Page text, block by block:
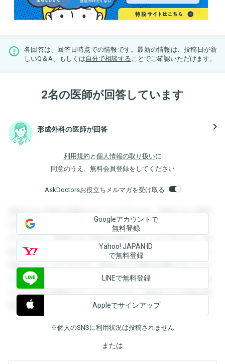
各回答は、回答日時点での情報です。最新の情報は、投稿日が新
しいQ＆A、もしくは自分で相談する ことでご確認いただけます。
2名の医師が回答しています
形成外科の医師が回答 navigate_next
利用規約 と 個人情報の取り扱いに
同意のうえ、無料会員登録をしてください
AskDoctorsお役立ちメルマガを受け取る
登録すると回答を閲覧することができます。登録すると回答
を閲覧することができます。登録すると回答を閲覧すること
ができます。登録すると回答を閲覧することができます。登
録すると回答を閲覧することができます。登録すると回答を
閲覧することができます。登録すると回答を閲覧することが
できます。登録すると回答を閲覧することができます。登録
すると回答を閲覧することができます。登録すると回答を閲
覧することができます。
Googleアカウントで
無料登録
Yahoo! JAPAN ID
で無料登録
LINEで無料登録
Appleでサインアップ
※個人のSNSに利用状況は投稿されません
または